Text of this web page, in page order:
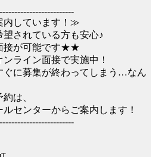
内しています！≫
望されている方も安心♪
接が可能です★★
ライン面接で実施中！
ぐに募集が終わってしまう…なん
は、
センターからご案内します！